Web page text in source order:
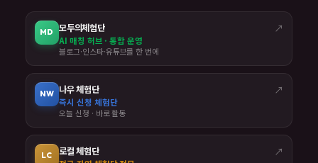
MD 모두의체험단 ↗
AI 매칭 허브 · 통합 운영
블로그·인스타·유튜브를 한 번에
NW 나우 체험단 ↗
즉시 신청 체험단
오늘 신청 · 바로 활동
LC 로컬 체험단 ↗